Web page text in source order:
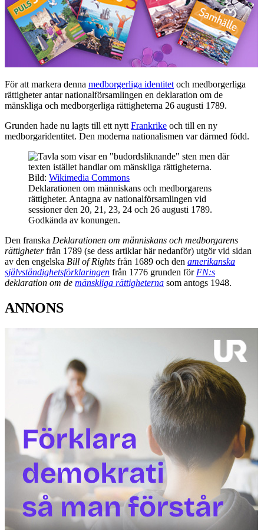
För att markera denna medborgerliga identitet och medborgerliga
rättigheter antar nationalförsamlingen en deklaration om de
mänskliga och medborgerliga rättigheterna 26 augusti 1789.
Grunden hade nu lagts till ett nytt Frankrike och till en ny
medborgaridentitet. Den moderna nationalismen var därmed född.
Bild: Wikimedia Commons
Deklarationen om människans och medborgarens
rättigheter. Antagna av nationalförsamlingen vid
sessioner den 20, 21, 23, 24 och 26 augusti 1789.
Godkända av konungen.
Den franska Deklarationen om människans och medborgarens
rättigheterfrån 1789 (se dess artiklar här nedanför) utgör vid sidan
av den engelska Bill of Rights från 1689 och den amerikanska
självständighetsförklaringen från 1776 grunden för FN:s
deklaration om de mänskliga rättigheterna som antogs 1948.
ANNONS